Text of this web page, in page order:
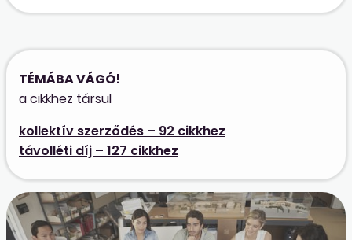
TÉMÁBA VÁGÓ!
a cikkhez társul
kollektív szerződés – 92 cikkhez
távolléti díj – 127 cikkhez